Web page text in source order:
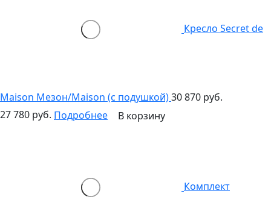
Кресло Secret de
Maison Мезон/Maison (c подушкой)30 870 руб.
27 780 руб. Подробнее В корзину
Комплект